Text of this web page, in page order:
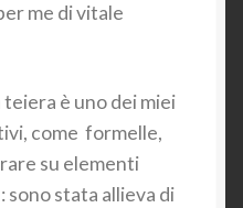
me di vitale
è uno dei miei
come formelle,
su elementi
stata allieva di